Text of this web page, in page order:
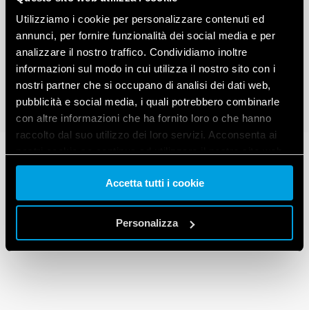
Utilizziamo i cookie per personalizzare contenuti ed
annunci, per fornire funzionalità dei social media e per
analizzare il nostro traffico. Condividiamo inoltre
informazioni sul modo in cui utilizza il nostro sito con i
nostri partner che si occupano di analisi dei dati web,
pubblicità e social media, i quali potrebbero combinarle
con altre informazioni che ha fornito loro o che hanno
raccolto dal suo utilizzo dei loro servizi. Acconsenta ai
Vai alla Cookie Policy complet a
Accetta tutti i cookie
Personalizza